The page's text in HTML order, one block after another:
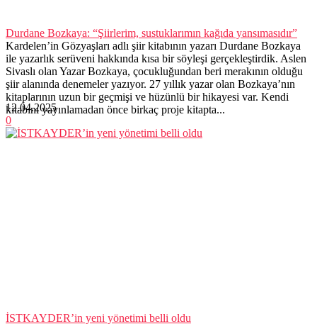
Durdane Bozkaya: “Şiirlerim, sustuklarımın kağıda yansımasıdır”
Kardelen’in Gözyaşları adlı şiir kitabının yazarı Durdane Bozkaya
ile yazarlık serüveni hakkında kısa bir söyleşi gerçekleştirdik. Aslen
Sivaslı olan Yazar Bozkaya, çocukluğundan beri merakının olduğu
şiir alanında denemeler yazıyor. 27 yıllık yazar olan Bozkaya’nın
kitaplarının uzun bir geçmişi ve hüzünlü bir hikayesi var. Kendi
kitabını yayınlamadan önce birkaç proje kitapta...
12.04.2025
0
İSTKAYDER’in yeni yönetimi belli oldu